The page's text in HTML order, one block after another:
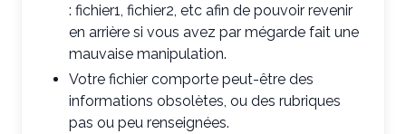
: fichier1, fichier2, etc afin de pouvoir revenir
en arrière si vous avez par mégarde fait une
mauvaise manipulation.
Votre fichier comporte peut-être des
informations obsolètes, ou des rubriques
pas ou peu renseignées.